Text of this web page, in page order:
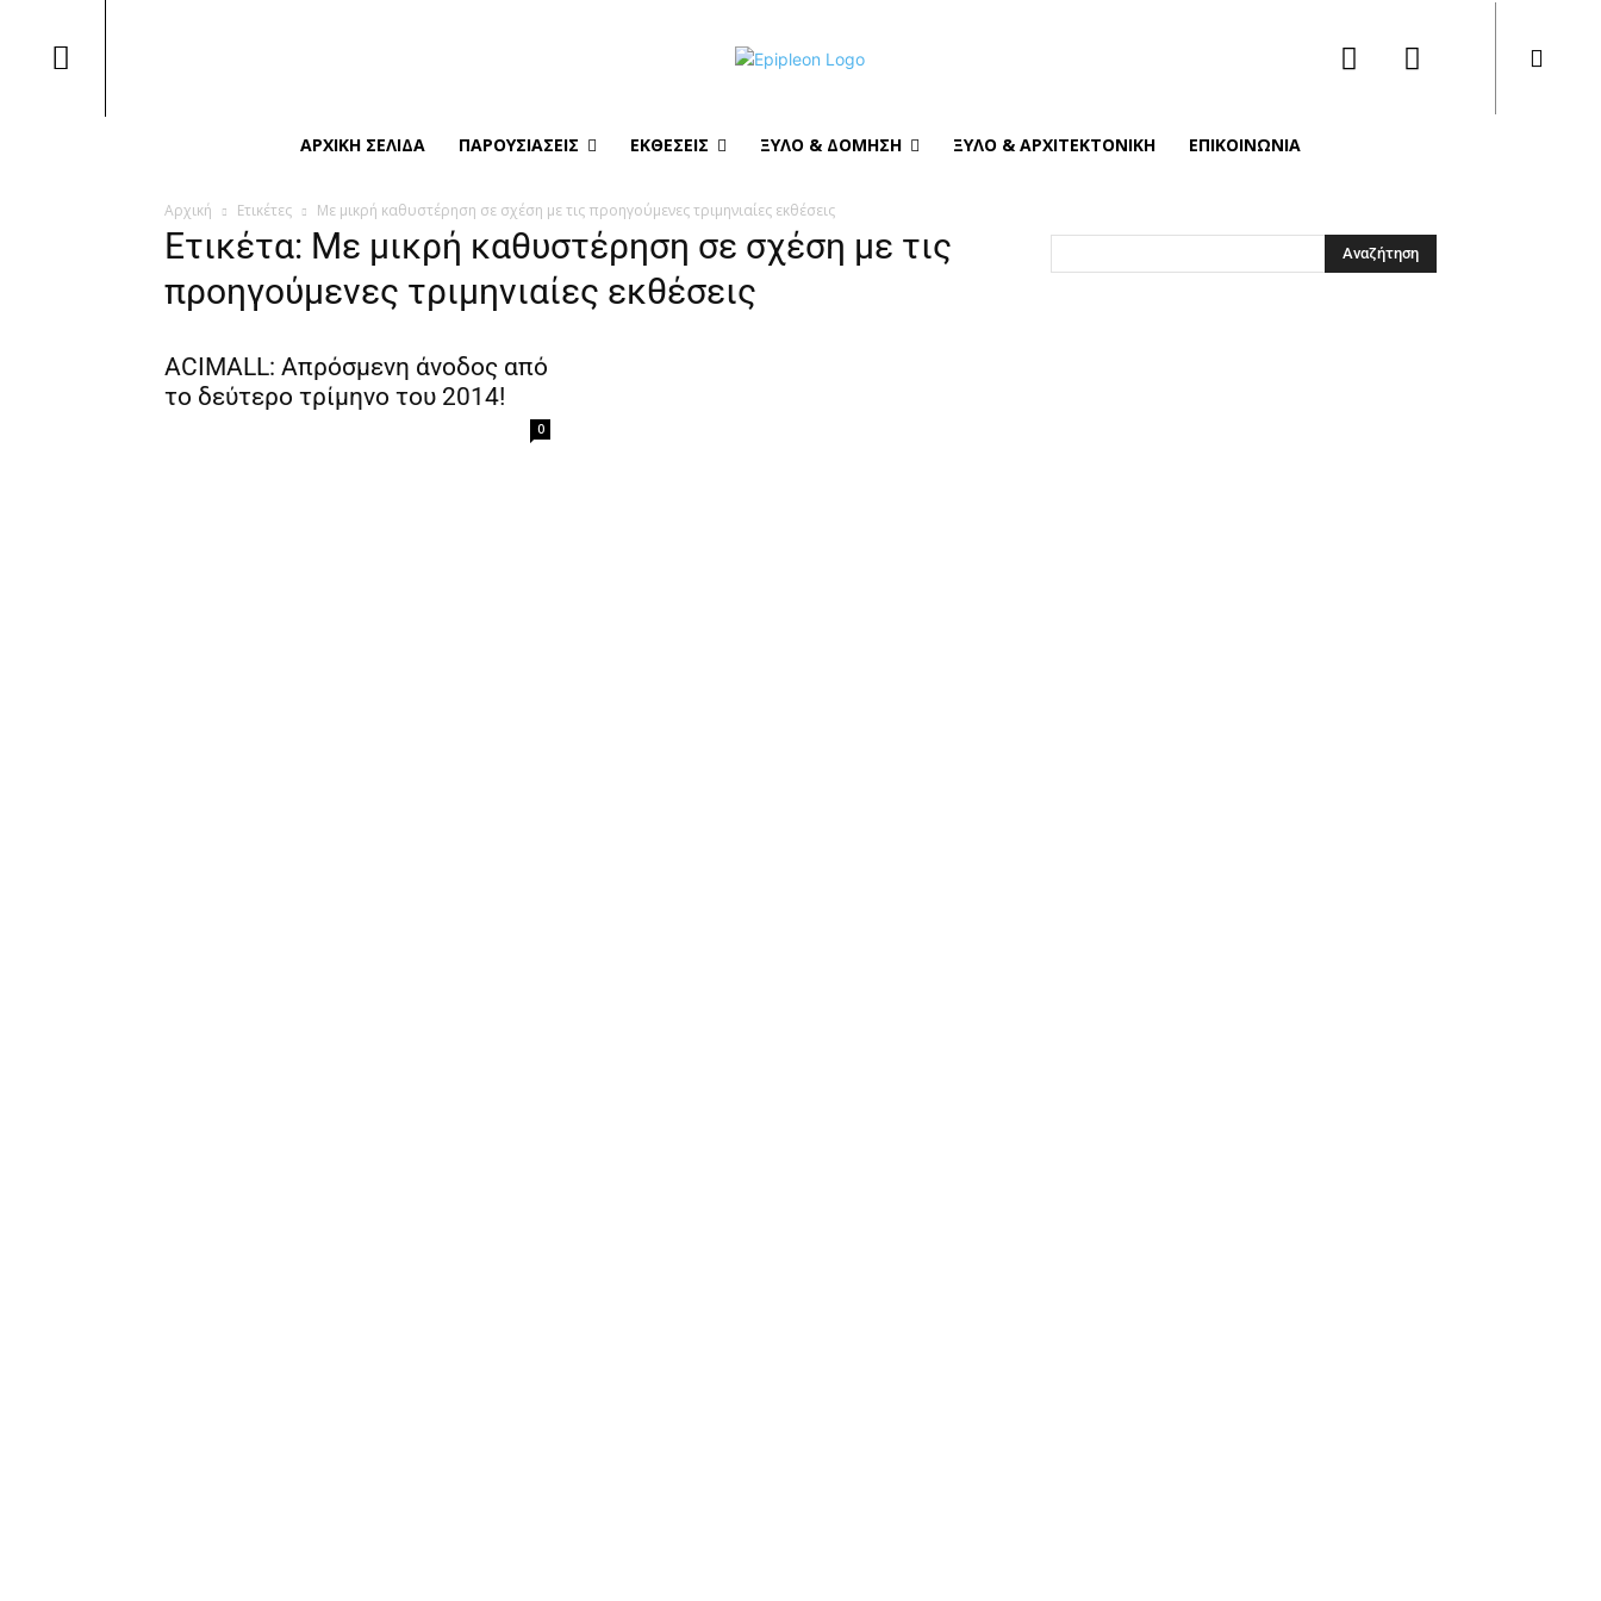
ΑΡΧΙΚΉ ΣΕΛΊΔΑ ΠΑΡΟΥΣΙΆΣΕΙΣ ΕΚΘΈΣΕΙΣ ΞΎΛΟ & ΔΌΜΗΣΗ ΞΎΛΟ & ΑΡΧΙΤΕΚΤΟΝΙΚΉ ΕΠΙΚΟΙΝΩΝΙΑ
Αρχική Ετικέτες Με μικρή καθυστέρηση σε σχέση με τις προηγούμενες τριμηνιαίες εκθέσεις
Ετικέτα: Με μικρή καθυστέρηση σε σχέση με τις
προηγούμενες τριμηνιαίες εκθέσεις
ACIMALL: Απρόσμενη άνοδος από
το δεύτερο τρίμηνο του 2014!
0